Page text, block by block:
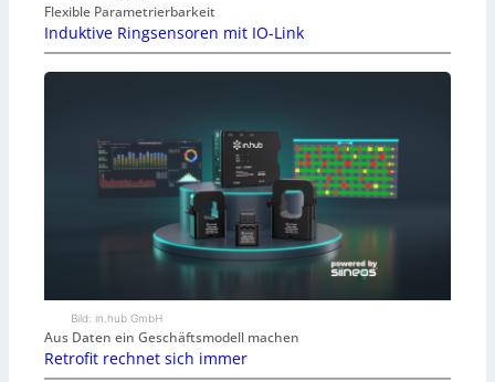
Flexible Parametrierbarkeit
Induktive Ringsensoren mit IO-Link
Bild: in.hub GmbH
Aus Daten ein Geschäftsmodell machen
Retrofit rechnet sich immer